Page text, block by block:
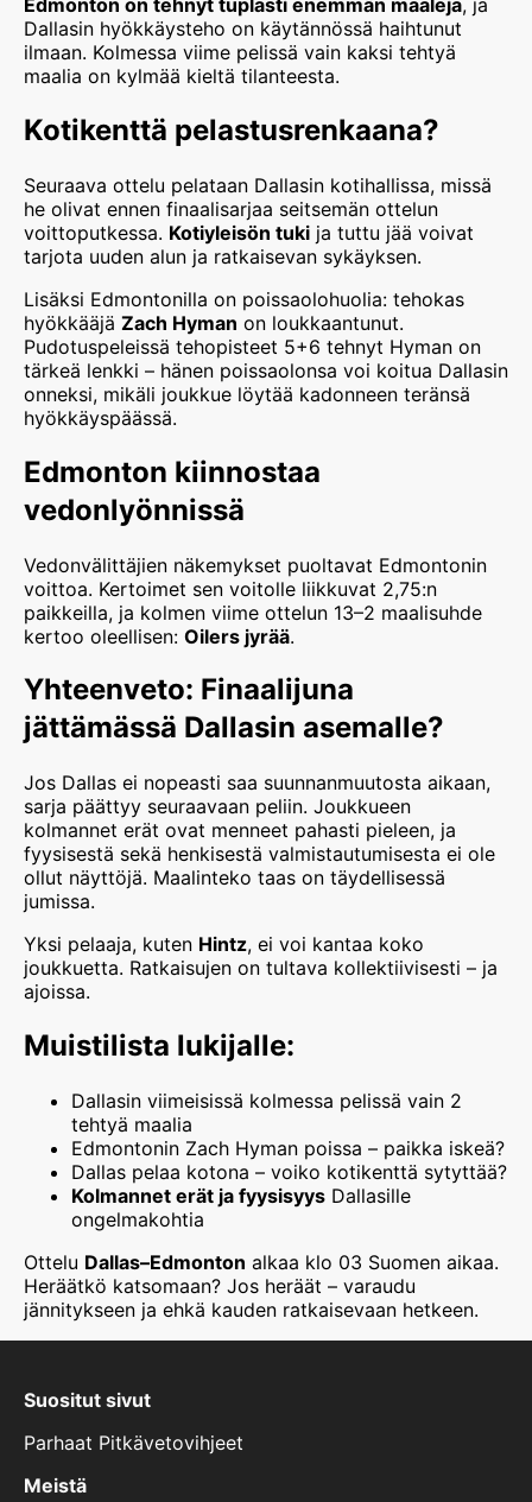
Dallasin hyökkäysteho on käytännössä haihtunut
ilmaan. Kolmessa viime pelissä vain kaksi tehtyä
maalia on kylmää kieltä tilanteesta.
Kotikenttä pelastusrenkaana?
Seuraava ottelu pelataan Dallasin kotihallissa, missä
he olivat ennen finaalisarjaa seitsemän ottelun
voittoputkessa. Kotiyleisön tuki ja tuttu jää voivat
tarjota uuden alun ja ratkaisevan sykäyksen.
Lisäksi Edmontonilla on poissaolohuolia: tehokas
hyökkääjä Zach Hyman on loukkaantunut.
Pudotuspeleissä tehopisteet 5+6 tehnyt Hyman on
tärkeä lenkki – hänen poissaolonsa voi koitua Dallasin
onneksi, mikäli joukkue löytää kadonneen teränsä
hyökkäyspäässä.
Edmonton kiinnostaa
vedonlyönnissä
Vedonvälittäjien näkemykset puoltavat Edmontonin
voittoa. Kertoimet sen voitolle liikkuvat 2,75:n
paikkeilla, ja kolmen viime ottelun 13–2 maalisuhde
kertoo oleellisen: Oilers jyrää.
Yhteenveto: Finaalijuna
jättämässä Dallasin asemalle?
Jos Dallas ei nopeasti saa suunnanmuutosta aikaan,
sarja päättyy seuraavaan peliin. Joukkueen
kolmannet erät ovat menneet pahasti pieleen, ja
fyysisestä sekä henkisestä valmistautumisesta ei ole
ollut näyttöjä. Maalinteko taas on täydellisessä
jumissa.
Yksi pelaaja, kuten Hintz, ei voi kantaa koko
joukkuetta. Ratkaisujen on tultava kollektiivisesti – ja
ajoissa.
Muistilista lukijalle:
Dallasin viimeisissä kolmessa pelissä vain 2
tehtyä maalia
Edmontonin Zach Hyman poissa – paikka iskeä?
Dallas pelaa kotona – voiko kotikenttä sytyttää?
Kolmannet erät ja fyysisyys Dallasille
ongelmakohtia
Ottelu Dallas–Edmonton alkaa klo 03 Suomen aikaa.
Heräätkö katsomaan? Jos heräät – varaudu
jännitykseen ja ehkä kauden ratkaisevaan hetkeen.
Suositut sivut
Parhaat Pitkävetovihjeet
Meistä